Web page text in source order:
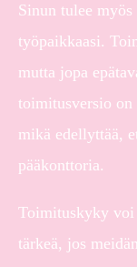
Sinun tulee
työpaikkaasi.
mutta jopa
toimitusversio on
mikä edellyttää,
pääkonttoria.
Toimituskyky voi
tärkeä, jos